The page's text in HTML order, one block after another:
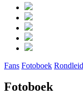
Fans Fotoboek
Fotoboek